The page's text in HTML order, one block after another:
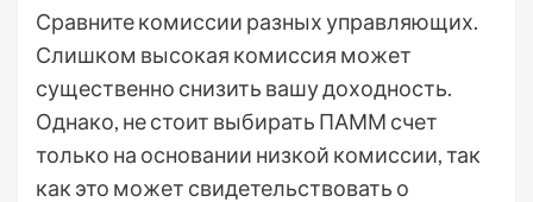
Сравните комиссии разных управляющих.
Слишком высокая комиссия может
существенно снизить вашу доходность.
Однако, не стоит выбирать ПАММ счет
только на основании низкой комиссии, так
как это может свидетельствовать о